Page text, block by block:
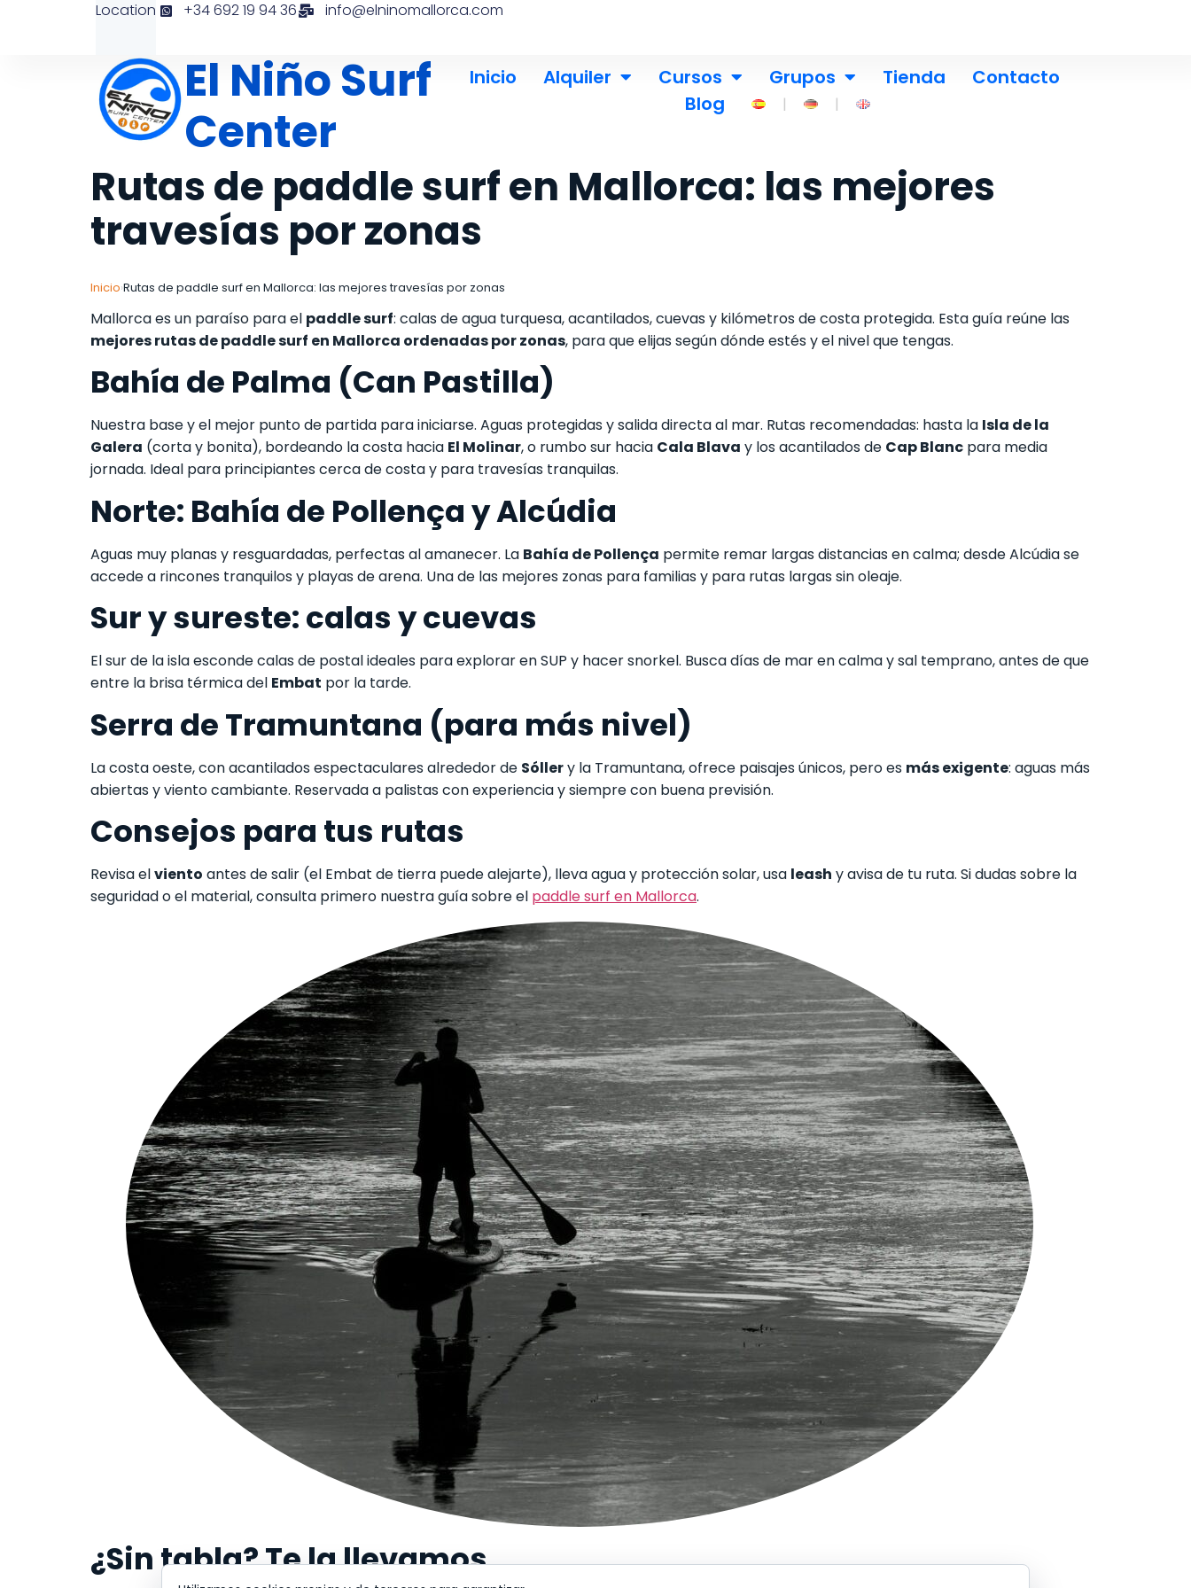
Location +34 692 19 94 36 info@elninomallorca.com
El Niño Surf
Center
Inicio Alquiler Cursos Grupos Tienda
Contacto
Blog
Rutas de paddle surf en Mallorca: las mejores
travesías por zonas
Inicio›Rutas de paddle surf en Mallorca: las mejores travesías por zonas
Mallorca es un paraíso para el paddle surf: calas de agua turquesa, acantilados, cuevas y kilómetros de costa protegida. Esta guía reúne las
mejores rutas de paddle surf en Mallorca ordenadas por zonas, para que elijas según dónde estés y el nivel que tengas.
Bahía de Palma (Can Pastilla)
Nuestra base y el mejor punto de partida para iniciarse. Aguas protegidas y salida directa al mar. Rutas recomendadas: hasta la Isla de la
Galera (corta y bonita), bordeando la costa hacia El Molinar, o rumbo sur hacia Cala Blava y los acantilados de Cap Blanc para media
jornada. Ideal para principiantes cerca de costa y para travesías tranquilas.
Norte: Bahía de Pollença y Alcúdia
Aguas muy planas y resguardadas, perfectas al amanecer. La Bahía de Pollença permite remar largas distancias en calma; desde Alcúdia se
accede a rincones tranquilos y playas de arena. Una de las mejores zonas para familias y para rutas largas sin oleaje.
Sur y sureste: calas y cuevas
El sur de la isla esconde calas de postal ideales para explorar en SUP y hacer snorkel. Busca días de mar en calma y sal temprano, antes de que
entre la brisa térmica del Embat por la tarde.
Serra de Tramuntana (para más nivel)
La costa oeste, con acantilados espectaculares alrededor de Sóllery la Tramuntana, ofrece paisajes únicos, pero es más exigente: aguas más
abiertas y viento cambiante. Reservada a palistas con experiencia y siempre con buena previsión.
Consejos para tus rutas
Revisa elviento antes de salir (el Embat de tierra puede alejarte), lleva agua y protección solar, usa leash y avisa de tu ruta. Si dudas sobre la
seguridad o el material, consulta primero nuestra guía sobre el paddle surf en Mallorca.
¿Sin tabla? Te la llevamos